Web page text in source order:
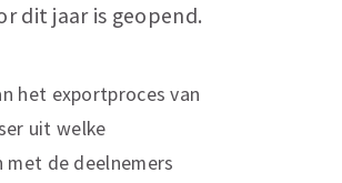
dit jaar is geopend.
het exportproces van
uit welke
de deelnemers